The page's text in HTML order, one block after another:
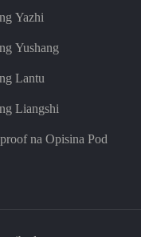
Yazhi
Yushang
Lantu
Liangshi
na Opisina Pod